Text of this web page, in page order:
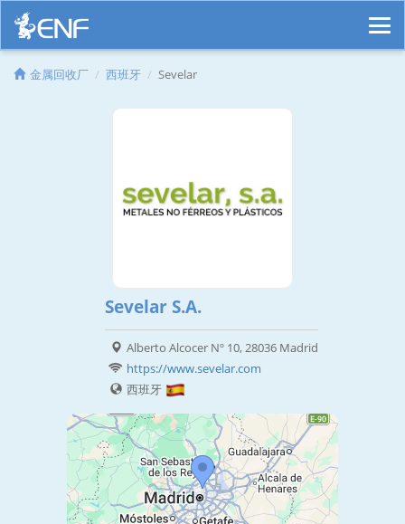
金属回收厂 西班牙 Sevelar
Sevelar S.A.
Alberto Alcocer Nº 10, 28036 Madrid
https://www.sevelar.com
西班牙